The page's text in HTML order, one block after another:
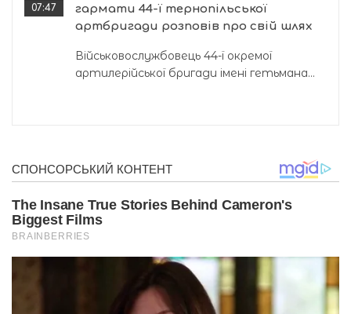
07:47
гармати 44-ї тернопільської
артбригади розповів про свій шлях
Військовослужбовець 44-ї окремої
артилерійської бригади імені гетьмана...